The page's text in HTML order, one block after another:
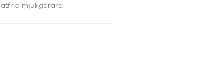
mjukgörare.